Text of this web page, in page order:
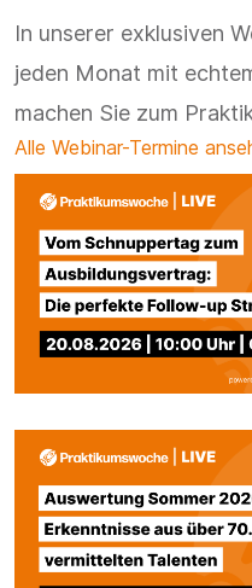
In unserer exklusiven
jeden Monat mit
machen Sie zum
Alle Webinar-Termine